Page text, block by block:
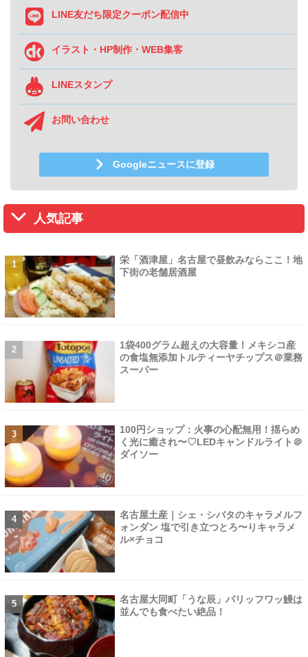
LINE友だち限定クーポン配信中
イラスト・HP制作・WEB集客
LINEスタンプ
お問い合わせ
Googleニュースに登録
人気記事
栄「酒津屋」名古屋で昼飲みならここ！地
下街の老舗居酒屋
1袋400グラム超えの大容量！メキシコ産
の食塩無添加トルティーヤチップス＠業務
スーパー
100円ショップ：火事の心配無用！揺らめ
く光に癒され〜♡LEDキャンドルライト＠
ダイソー
名古屋土産｜シェ・シバタのキャラメルフ
ォンダン 塩で引き立つとろ〜りキャラメ
ル×チョコ
名古屋大同町「うな辰」パリッフワッ鰻は
並んでも食べたい絶品！